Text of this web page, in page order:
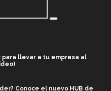
para llevar a tu empresa al
Conoce el nuevo HUB de